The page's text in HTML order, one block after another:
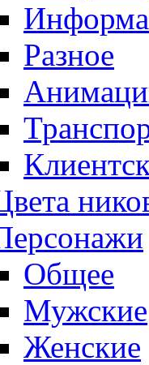
Разное
Общее
Мужские
Женские